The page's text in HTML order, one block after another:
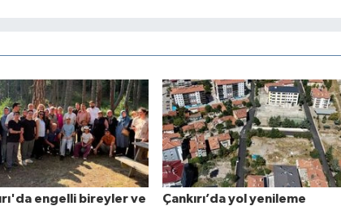
engelli bireyler ve
Çankırı’da yol yenileme